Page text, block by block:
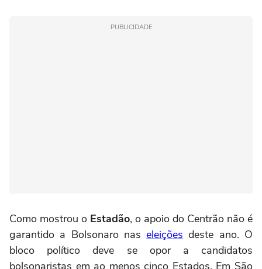
PUBLICIDADE
Como mostrou o Estadão, o apoio do Centrão não é
garantido a Bolsonaro naseleições deste ano. O
bloco político deve se opor a candidatos